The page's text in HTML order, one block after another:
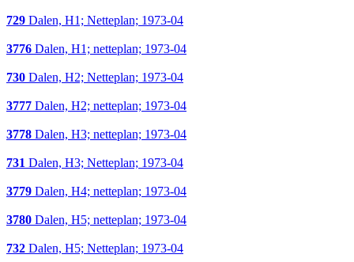
729 Dalen, H1; Netteplan; 1973-04
3776 Dalen, H1; netteplan; 1973-04
730 Dalen, H2; Netteplan; 1973-04
3777 Dalen, H2; netteplan; 1973-04
3778 Dalen, H3; netteplan; 1973-04
731 Dalen, H3; Netteplan; 1973-04
3779 Dalen, H4; netteplan; 1973-04
3780 Dalen, H5; netteplan; 1973-04
732 Dalen, H5; Netteplan; 1973-04